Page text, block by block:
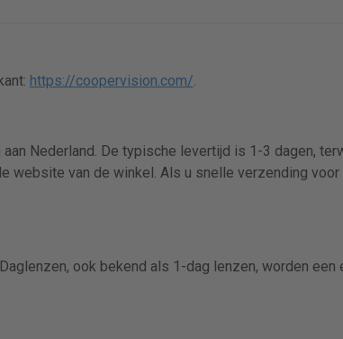
https://coopervision.com/.
Nederland. De typische levertijd is 1-3 dagen,
website van de winkel. Als u snelle verzending
ook bekend als 1-dag lenzen, worden een